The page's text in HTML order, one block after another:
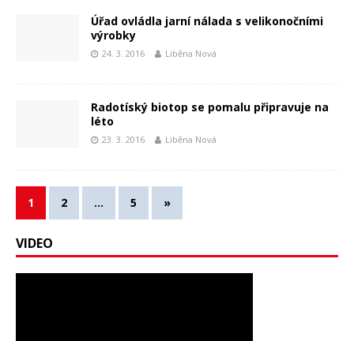
Úřad ovládla jarní nálada s velikonočními
výrobky
24. 3. 2016 Liběna Nová
Radotíský biotop se pomalu připravuje na
léto
23. 3. 2016 Liběna Nová
1 2 … 5 »
VIDEO